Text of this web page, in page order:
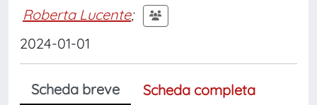
Roberta Lucente;
2024-01-01
Scheda breve
Scheda completa